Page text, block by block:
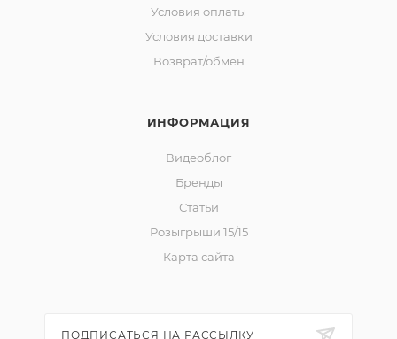
Условия оплаты
Условия доставки
Возврат/обмен
ИНФОРМАЦИЯ
Видеоблог
Бренды
Статьи
Розыгрыши 15/15
Карта сайта
ПОДПИСАТЬСЯ НА РАССЫЛКУ